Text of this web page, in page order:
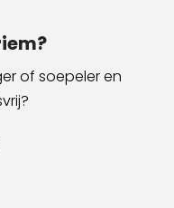
of soepeler en